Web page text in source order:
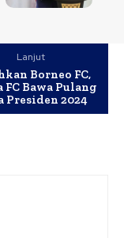
Lanjut
Borneo FC,
FC Bawa Pulang
Presiden 2024